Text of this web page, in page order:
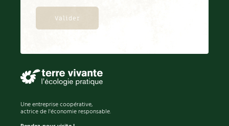
Une entreprise coopérative,
actrice de l'économie responsable.